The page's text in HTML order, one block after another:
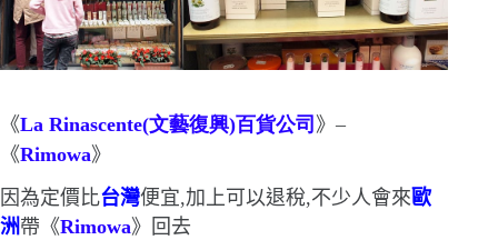
《La Rinascente(文藝復興)百貨公司 》 –
《Rimowa》
因為定價比台灣便宜,加上可以退稅,不少人會來歐
洲帶《Rimowa》回去